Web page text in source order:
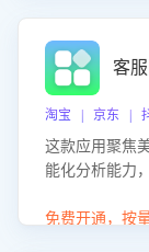
改，有效提升
客
淘宝 | 京东 |
这款应用聚焦
能化分析能力
答的有效性与
免费开通，按